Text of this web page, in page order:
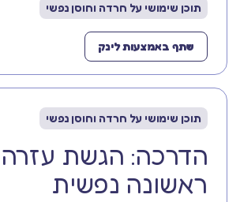
תוכן שימושי על חרדה וחוסן נפשי
שתף באמצעות לינק
תוכן שימושי על חרדה וחוסן נפשי
הדרכה: הגשת עזרה
ראשונה נפשית